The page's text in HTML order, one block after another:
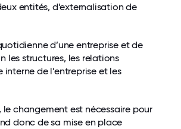
entités, d’externalisation de
d’une entreprise et de
les structures, les relations
de l’entreprise et les
le changement est nécessaire pour
donc de sa mise en place